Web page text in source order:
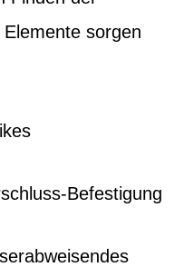
sorgen
Befestigung